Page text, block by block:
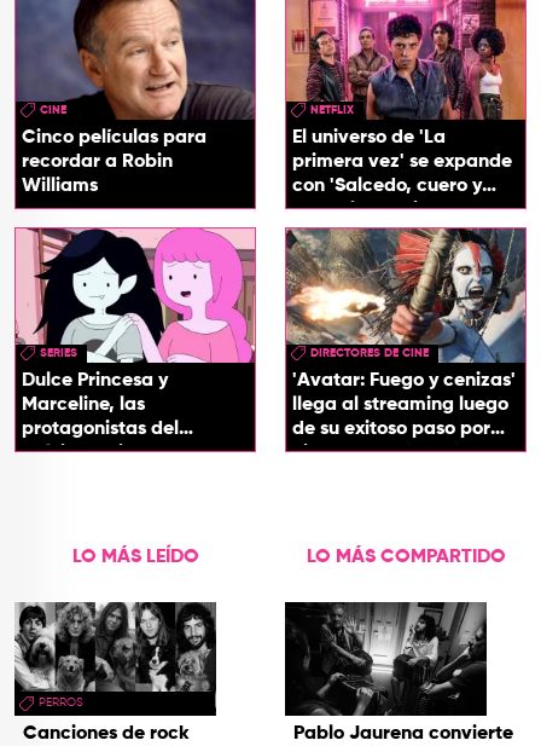
CINE
Cinco películas para
recordar a Robin
Williams
NETFLIX
El universo de 'La
primera vez' se expande
con 'Salcedo, cuero y
boogaloo', spin off
SERIES
Dulce Princesa y
Marceline, las
protagonistas del
próximo spin-off de 'Hora
DIRECTORES DE CINE
'Avatar: Fuego y cenizas'
llega al streaming luego
de su exitoso paso por
cines
LO MÁS LEÍDO
PERROS
Canciones de rock
LO MÁS COMPARTIDO
Pablo Jaurena convierte